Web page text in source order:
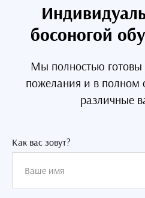
босоногой
Мы полностью готовы
пожелания и в полном
различные
Как вас зовут?